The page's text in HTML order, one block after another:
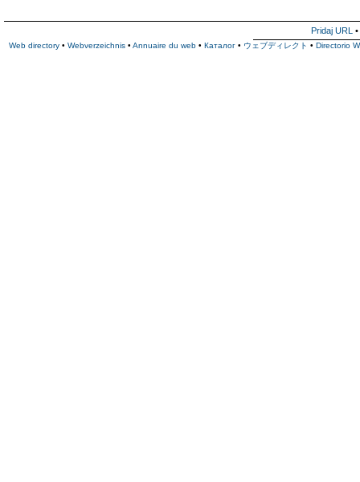
Pridaj URL •
Web directory • Webverzeichnis • Annuaire du web • Каталог • ウェブディレクト • Directorio